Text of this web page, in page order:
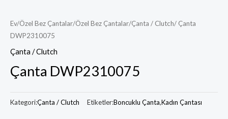
Ev/Özel Bez Çantalar/Özel Bez Çantalar/Çanta / Clutch/ Çanta
DWP2310075
Çanta / Clutch
Çanta DWP2310075
Kategori:Çanta / Clutch Etiketler:Boncuklu Çanta,Kadın Çantası